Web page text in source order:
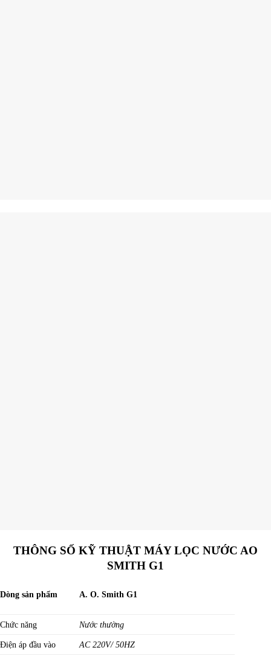
THÔNG SỐ KỸ THUẬT MÁY LỌC NƯỚC AO
SMITH G1
Dòng sản phẩm A. O. Smith G1
Chức năng Nước thường
Điện áp đầu vào AC 220V/ 50HZ